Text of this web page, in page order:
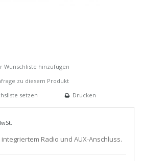
Wunschliste hinzufügen
zu diesem Produkt
setzen
Drucken
Radio und AUX-Anschluss.